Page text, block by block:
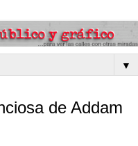
▼
de Addam